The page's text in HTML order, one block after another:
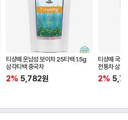
티샹떼 운남성 보이차 25티백 1.5g
삼각티백 중국차
2% 5,782원
티샹떼 국산
전통차 삼각
2%